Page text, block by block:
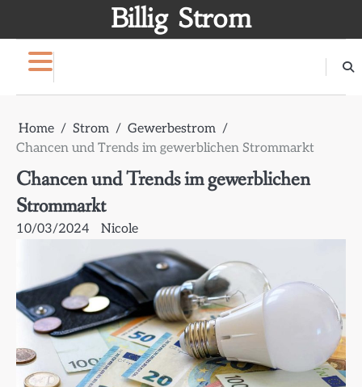
Billig Strom
Home Strom
Gewerbestrom
Chancen und Trends im gewerblichen Strommarkt
Chancen und Trends im gewerblichen
Strommarkt
10/03/2024 Nicole